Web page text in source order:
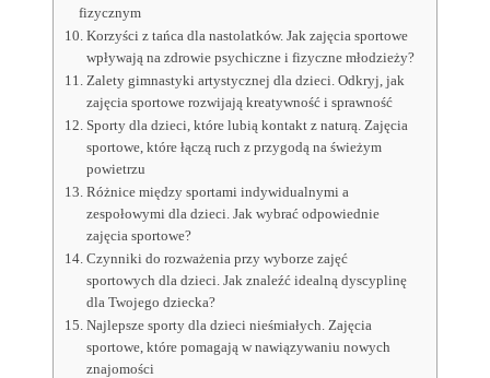
fizycznym
Korzyści z tańca dla nastolatków. Jak zajęcia sportowe
wpływają na zdrowie psychiczne i fizyczne młodzieży?
Zalety gimnastyki artystycznej dla dzieci. Odkryj, jak
zajęcia sportowe rozwijają kreatywność i sprawność
Sporty dla dzieci, które lubią kontakt z naturą. Zajęcia
sportowe, które łączą ruch z przygodą na świeżym
powietrzu
Różnice między sportami indywidualnymi a
zespołowymi dla dzieci. Jak wybrać odpowiednie
zajęcia sportowe?
Czynniki do rozważenia przy wyborze zajęć
sportowych dla dzieci. Jak znaleźć idealną dyscyplinę
dla Twojego dziecka?
Najlepsze sporty dla dzieci nieśmiałych. Zajęcia
sportowe, które pomagają w nawiązywaniu nowych
znajomości